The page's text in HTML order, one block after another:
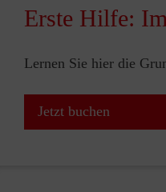
Erste Hilfe:
Lernen Sie hier die
Jetzt buchen